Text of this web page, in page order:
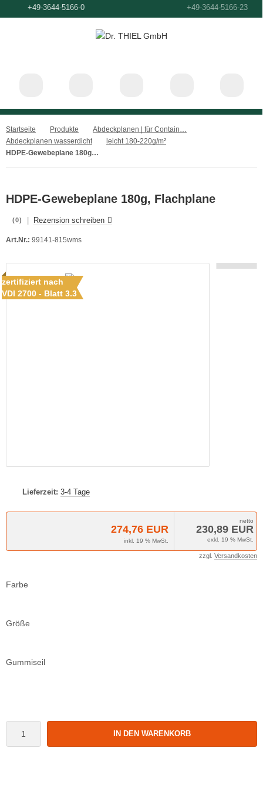
+49-
+49-3644-5166-0
Startseite Produkte
Abdeckplanen | für Container, Ladeflächen und Anhänger
Abdeckplanen wasserdicht
leicht 180-220g/m²
HDPE-Gewebeplane 180g, Flachplane
HDPE-Gewebeplane 180g, Flachplane
(0) Rezension schreiben
Art.Nr.: 99141-815wms
zertifiziert nach
VDI 2700 - Blatt 3.3
Lieferzeit: 3-4 Tage
274,76 EUR
inkl. 19 % MwSt.
230,89 EUR
exkl. 19 % MwSt.
zzgl. Versandkosten
Farbe
Größe
Gummiseil
IN DEN WARENKORB